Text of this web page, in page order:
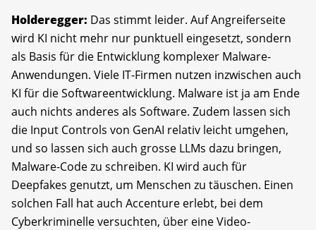
Holderegger: Das stimmt leider. Auf Angreiferseite
wird KI nicht mehr nur punktuell eingesetzt, sondern
als Basis für die Entwicklung komplexer Malware-
Anwendungen. Viele IT-Firmen nutzen inzwischen auch
KI für die Softwareentwicklung. Malware ist ja am Ende
auch nichts anderes als Software. Zudem lassen sich
die Input Controls von GenAI relativ leicht umgehen,
und so lassen sich auch grosse LLMs dazu bringen,
Malware-Code zu schreiben. KI wird auch für
Deepfakes genutzt, um Menschen zu täuschen. Einen
solchen Fall hat auch Accenture erlebt, bei dem
Cyberkriminelle versuchten, über eine Video-